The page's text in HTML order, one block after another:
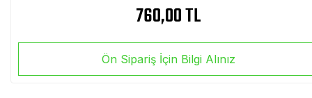
760,00 TL
Ön Sipariş İçin Bilgi Alınız